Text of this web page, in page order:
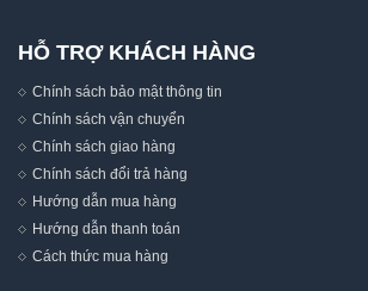
HỖ TRỢ KHÁCH HÀNG
Chính sách bảo mật thông tin
Chính sách vận chuyển
Chính sách giao hàng
Chính sách đổi trả hàng
Hướng dẫn mua hàng
Hướng dẫn thanh toán
Cách thức mua hàng